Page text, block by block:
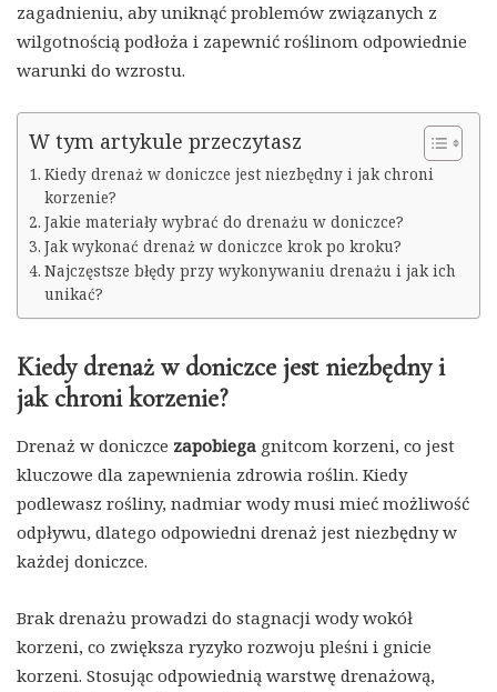
zagadnieniu, aby uniknąć problemów związanych z
wilgotnością podłoża i zapewnić roślinom odpowiednie
warunki do wzrostu.
W tym artykule przeczytasz
Kiedy drenaż w doniczce jest niezbędny i jak chroni
korzenie?
Jakie materiały wybrać do drenażu w doniczce?
Jak wykonać drenaż w doniczce krok po kroku?
Najczęstsze błędy przy wykonywaniu drenażu i jak ich
unikać?
Kiedy drenaż w doniczce jest niezbędny i
jak chroni korzenie?
Drenaż w doniczce zapobiega gnitcom korzeni, co jest
kluczowe dla zapewnienia zdrowia roślin. Kiedy
podlewasz rośliny, nadmiar wody musi mieć możliwość
odpływu, dlatego odpowiedni drenaż jest niezbędny w
każdej doniczce.
Brak drenażu prowadzi do stagnacji wody wokół
korzeni, co zwiększa ryzyko rozwoju pleśni i gnicie
korzeni. Stosując odpowiednią warstwę drenażową,